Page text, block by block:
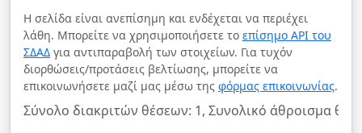
Η σελίδα είναι ανεπίσημη και ενδέχεται να περιέχει
λάθη. Μπορείτε να χρησιμοποιήσετε το επίσημο API του
ΣΔΑΔ για αντιπαραβολή των στοιχείων. Για τυχόν
διορθώσεις/προτάσεις βελτίωσης, μπορείτε να
επικοινωνήσετε μαζί μας μέσω της φόρμας επικοινωνίας.
Σύνολο διακριτών θέσεων: 1, Συνολικό άθροισμα